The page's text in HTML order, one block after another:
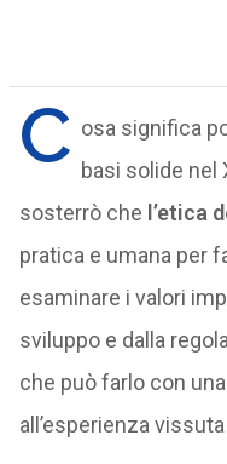
C osa significa
basi solide nel
sosterrò che l’etica
pratica e umana per
esaminare i valori
sviluppo e dalla
che può farlo con
all’esperienza